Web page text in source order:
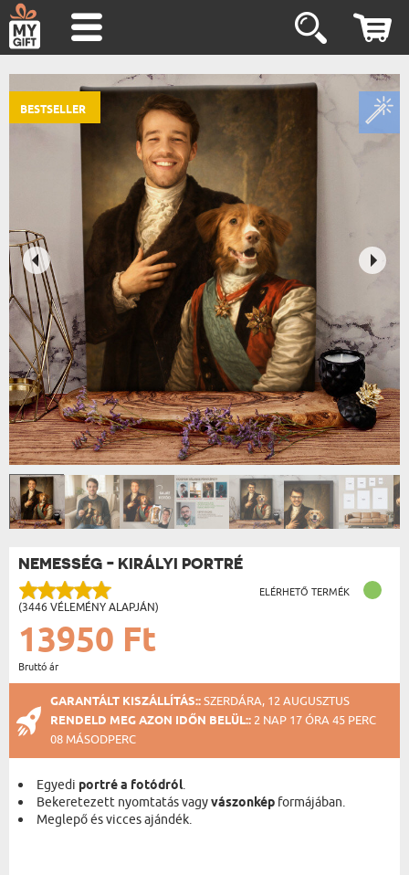
BESTSELLER
NEMESSÉG - KIRÁLYI PORTRÉ
(3446 VÉLEMÉNY ALAPJÁN)
ELÉRHETŐ TERMÉK
13950 Ft
Bruttó ár
GARANTÁLT KISZÁLLÍTÁS::SZERDÁRA, 12 AUGUSZTUS
RENDELD MEG AZON IDŐN BELÜL:: 2 NAP 17 ÓRA 45 PERC
08 MÁSODPERC
Egyedi portré a fotódról.
Bekeretezett nyomtatás vagyvászonkép formájában.
Meglepő és vicces ajándék.